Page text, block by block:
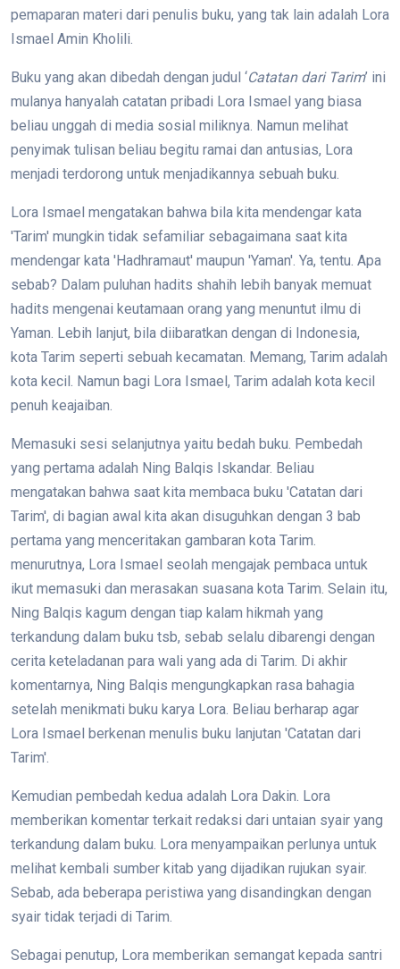
pemaparan materi dari penulis buku, yang tak lain adalah Lora
Ismael Amin Kholili.
Buku yang akan dibedah dengan judul ‘Catatan dari Tarim’ ini
mulanya hanyalah catatan pribadi Lora Ismael yang biasa
beliau unggah di media sosial miliknya. Namun melihat
penyimak tulisan beliau begitu ramai dan antusias, Lora
menjadi terdorong untuk menjadikannya sebuah buku.
Lora Ismael mengatakan bahwa bila kita mendengar kata
'Tarim' mungkin tidak sefamiliar sebagaimana saat kita
mendengar kata 'Hadhramaut' maupun 'Yaman'. Ya, tentu. Apa
sebab? Dalam puluhan hadits shahih lebih banyak memuat
hadits mengenai keutamaan orang yang menuntut ilmu di
Yaman. Lebih lanjut, bila diibaratkan dengan di Indonesia,
kota Tarim seperti sebuah kecamatan. Memang, Tarim adalah
kota kecil. Namun bagi Lora Ismael, Tarim adalah kota kecil
penuh keajaiban.
Memasuki sesi selanjutnya yaitu bedah buku. Pembedah
yang pertama adalah Ning Balqis Iskandar. Beliau
mengatakan bahwa saat kita membaca buku 'Catatan dari
Tarim', di bagian awal kita akan disuguhkan dengan 3 bab
pertama yang menceritakan gambaran kota Tarim.
menurutnya, Lora Ismael seolah mengajak pembaca untuk
ikut memasuki dan merasakan suasana kota Tarim. Selain itu,
Ning Balqis kagum dengan tiap kalam hikmah yang
terkandung dalam buku tsb, sebab selalu dibarengi dengan
cerita keteladanan para wali yang ada di Tarim. Di akhir
komentarnya, Ning Balqis mengungkapkan rasa bahagia
setelah menikmati buku karya Lora. Beliau berharap agar
Lora Ismael berkenan menulis buku lanjutan 'Catatan dari
Tarim'.
Kemudian pembedah kedua adalah Lora Dakin. Lora
memberikan komentar terkait redaksi dari untaian syair yang
terkandung dalam buku. Lora menyampaikan perlunya untuk
melihat kembali sumber kitab yang dijadikan rujukan syair.
Sebab, ada beberapa peristiwa yang disandingkan dengan
syair tidak terjadi di Tarim.
Sebagai penutup, Lora memberikan semangat kepada santri